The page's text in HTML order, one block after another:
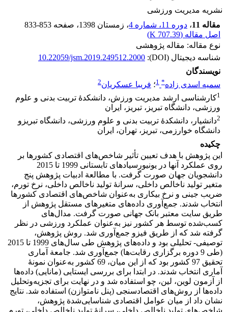
نشریه مدیریت ورزشی
مقاله 11
، دوره 11، شماره 4 ، زمستان 1398 ، صفحه 833-853
اصل مقاله (707.39 K
)
نوع مقاله: مقاله پژوهشی
شناسه دیجیتال (DOI):
10.22059/jsm.2019.249512.2000
نویسندگان
سمیه اسدی زاده*
1؛ فریبا عسکریان2
1کارشناسی ارشد مدیریت ورزش، دانشکدۀ تربیت بدنی و علوم
ورزشی، دانشگاه تبریز، تبریز، ایران
2دانشیار، دانشکدۀ تربیت بدنی و علوم ورزشی، دانشگاه تبریزو
دانشگاه خوارزمی، تبریز، تهران، ایران
چکیده
این پژوهش با هدف تعیین تأثیر شاخص‌های اقتصادی کشورها بر
روی عملکرد آنها در یونیورسیادهای تابستانی 1999 تا 2015
دانشجویان جهان صورت گرفت. با مطالعة ادبیات پژوهش پنج
متغیر تولید ناخالص داخلی، سرانۀ تولید ناخالص داخلی، نرخ تورم،
ضریب جینی و نرخ بیکاری به‌عنوان شاخص‌های اقتصادی کشورها
انتخاب شدند. جمع‌آوری داده‌های متغیرهای مستقل پژوهش از
طریق سایت معتبر بانک جهانی صورت گرفت. مدال‌های
کسب‌شده توسط هر کشور نیز به‌عنوان عملکرد ورزشی در نظر
گرفته شد که از طریق فیزو جمع‌آوری شد. روش پژوهش،
توصیفی- تحلیلی بود و داده‌های پژوهش طی سال‌های 1999 تا 2015
(طی 9 دوره برگزاری رقابت‌ها) جمع‌آوری شد. جامعة آماری
تحقیق 97 کشور بود که از این میان، 69 کشور به‌عنوان نمونۀ
آماری انتخاب شدند. در ابتدا برای بررسی ایستایی (مانایی) داده‌ها
از آزمون لوین، لین، چو استفاده شد و در نهایت برای تجزیه‌وتحلیل
داده‌ها از روش‌های اقتصادسنجی (پنل نامتوازن) استفاده شد. نتایج
نشان داد از میان عوامل اقتصادی شناسایی‌شدة پژوهش،
شاخص‌های تولید ناخالص داخلی، سرانۀ تولید ناخالص داخلی، تورم